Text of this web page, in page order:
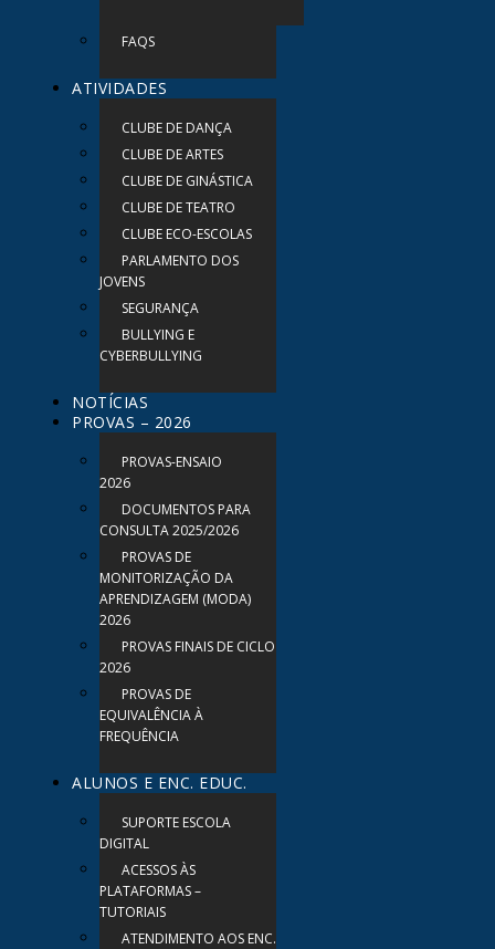
FAQS
ATIVIDADES
CLUBE DE DANÇA
CLUBE DE ARTES
CLUBE DE GINÁSTICA
CLUBE DE TEATRO
CLUBE ECO-ESCOLAS
PARLAMENTO DOS
JOVENS
SEGURANÇA
BULLYING E
CYBERBULLYING
NOTÍCIAS
PROVAS – 2026
PROVAS-ENSAIO
2026
DOCUMENTOS PARA
CONSULTA 2025/2026
PROVAS DE
MONITORIZAÇÃO DA
APRENDIZAGEM (MODA)
2026
PROVAS FINAIS DE CICLO
2026
PROVAS DE
EQUIVALÊNCIA À
FREQUÊNCIA
ALUNOS E ENC. EDUC.
SUPORTE ESCOLA
DIGITAL
ACESSOS ÀS
PLATAFORMAS –
TUTORIAIS
ATENDIMENTO AOS ENC.